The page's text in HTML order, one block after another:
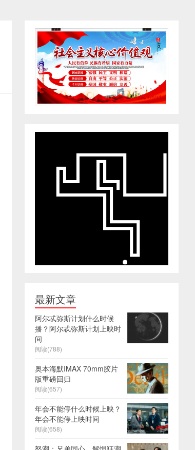
最新文章
阿尔忒弥斯计划什么时候
播？阿尔忒弥斯计划上映时
间
阅读(788)
奥本海默IMAX 70mm胶片
版重磅回归
阅读(657)
年会不能停什么时候上映？
年会不能停上映时间
阅读(658)